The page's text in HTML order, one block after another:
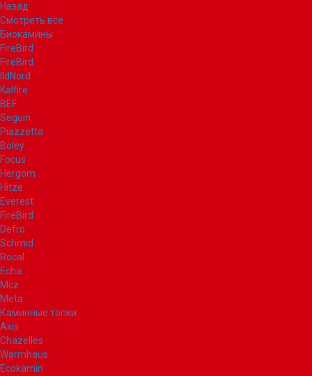
Назад
Смотреть все
Биокамины
FireBird
FireBird
IldNord
Kalfire
BEF
Seguin
Piazzetta
Boley
Focus
Hergom
Hitze
Everest
FireBird
Defro
Schmid
Rocal
Echa
Mcz
Meta
Каминные топки
Axis
Chazelles
Warmhaus
Ecokamin